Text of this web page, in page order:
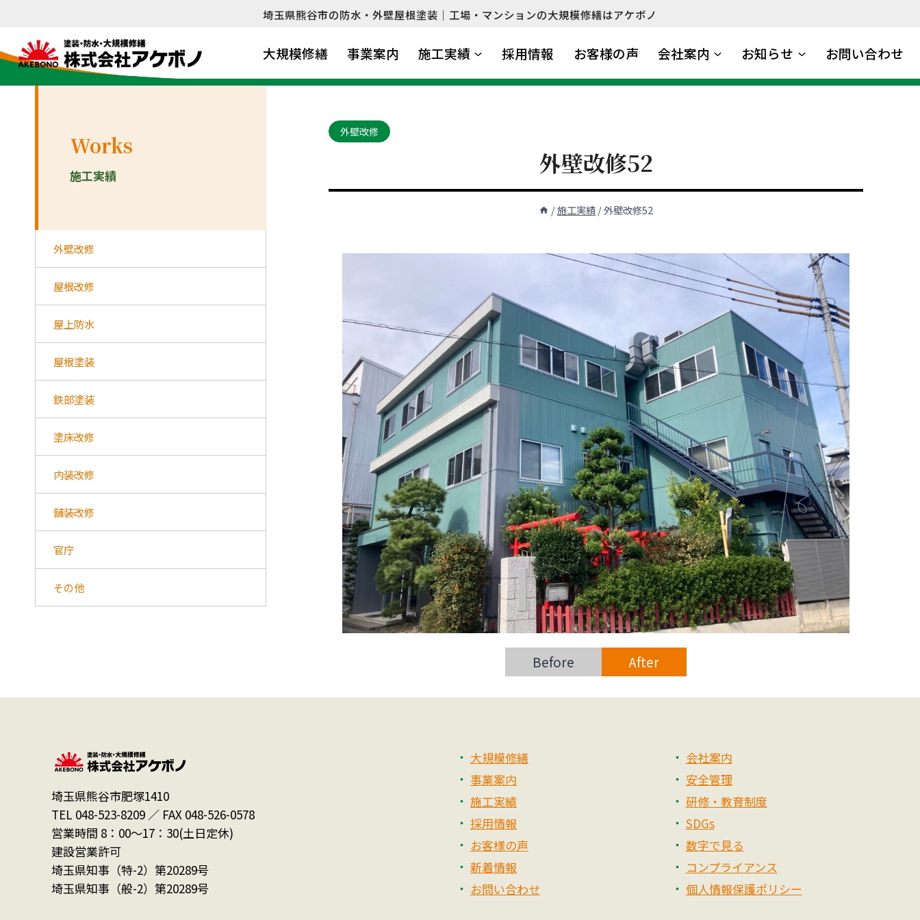
ス
キ
埼玉県熊谷市の防水・外壁屋根塗装｜工場・マンションの大規模修繕はアケボノ
大規模修繕 事業案内 施工実績 採用情報 お客様の声 会社案内 お知らせ お問い合わせ
外壁改修
外壁改修52
/施工実績/外壁改修52
Before After
Works
施工実績
外壁改修
屋根改修
屋上防水
屋根塗装
鉄部塗装
塗床改修
内装改修
舗装改修
官庁
その他
埼玉県熊谷市肥塚1410
TEL 048-523-8209 ／ FAX 048-526-0578
営業時間 8：00～17：30(土日定休)
建設営業許可
埼玉県知事（特-2）第20289号
埼玉県知事（般-2）第20289号
大規模修繕
事業案内
施工実績
採用情報
お客様の声
新着情報
お問い合わせ
会社案内
安全管理
研修・教育制度
SDGs
数字で見る
コンプライアンス
個人情報保護ポリシー